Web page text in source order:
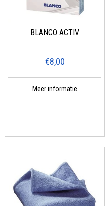
BLANCO ACTIV
€8,00
Meer informatie